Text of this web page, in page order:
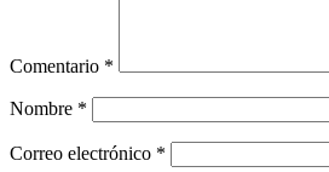
Comentario *
Nombre *
Correo electrónico *